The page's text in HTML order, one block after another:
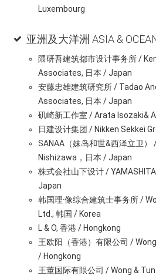
Luxembourg
亚洲及大洋洲 ASIA &
隈研吾建筑都市设计事务所 /
Associates, 日本 / Japan
安藤忠雄建筑研究所 / Tadao
Associates, 日本 / Japan
矶崎新工作室 / Arata Isozaki&
日建设计集团 / Nikken Sekkei
SANAA（妹岛和世&西泽立卫）
Nishizawa，日本 / Japan
株式会社山下设计 /
Japan
韩国理·像综合建筑士事务所 /
Ltd., 韩国 / Korea
L & O, 香港 / Hongkong
王欧阳（香港）有限公司 /
/ Hongkong
王董国际有限公司 / Wong &